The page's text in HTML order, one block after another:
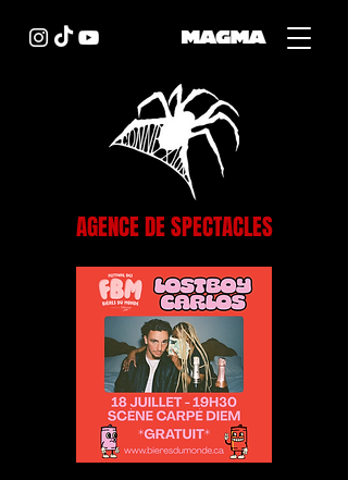
AGENCE DE SPECTACLES